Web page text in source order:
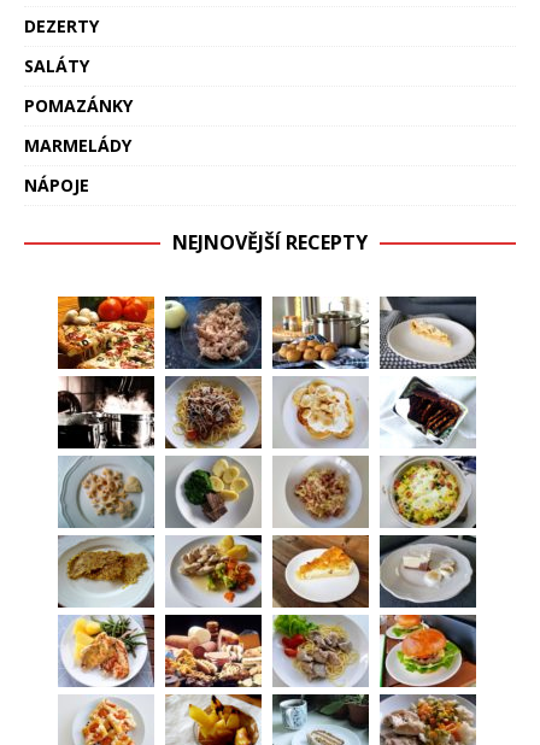
DEZERTY
SALÁTY
POMAZÁNKY
MARMELÁDY
NÁPOJE
NEJNOVĚJŠÍ RECEPTY